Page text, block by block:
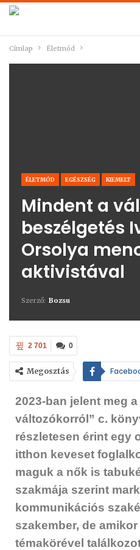
Címlap Életmód
ÉLETMÓD EGÉSZSÉG KIEMELT
Mindent a
beszélgetés
Orsolya
aktivistával
Szerző: Bozsu
0
2 701
Megosztás
Facebook Messenger
2023-ban jelent meg
változókorról” c.
részletesen érint egy
itthon keveset
maguk a nők is
szakmája szerint
kommunikációs
szakember, de
témakörével